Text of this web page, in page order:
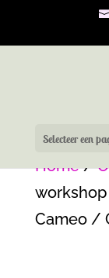
Selecteer een
Home/
Cameo /